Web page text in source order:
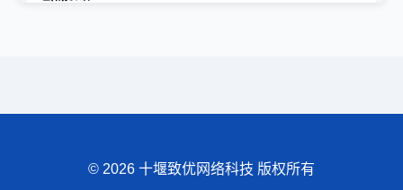
© 2026 十堰致优网络科技 版权所有